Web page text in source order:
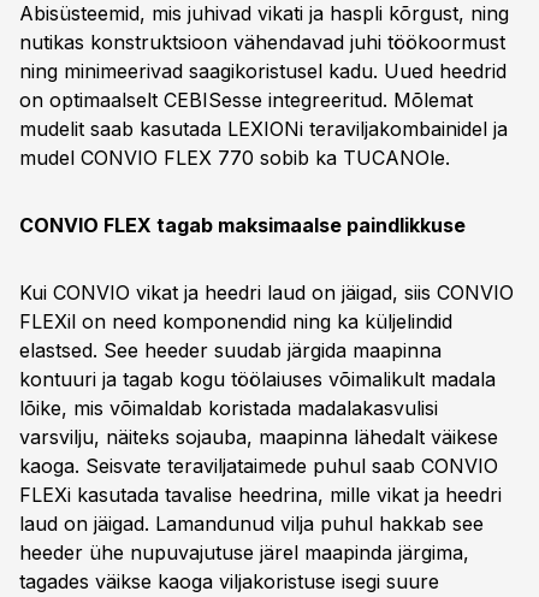
Abisüsteemid, mis juhivad vikati ja haspli kõrgust, ning
nutikas konstruktsioon vähendavad juhi töökoormust
ning minimeerivad saagikoristusel kadu. Uued heedrid
on optimaalselt CEBISesse integreeritud. Mõlemat
mudelit saab kasutada LEXIONi teraviljakombainidel ja
mudel CONVIO FLEX 770 sobib ka TUCANOle.
CONVIO FLEX tagab maksimaalse paindlikkuse
Kui CONVIO vikat ja heedri laud on jäigad, siis CONVIO
FLEXil on need komponendid ning ka küljelindid
elastsed. See heeder suudab järgida maapinna
kontuuri ja tagab kogu töölaiuses võimalikult madala
lõike, mis võimaldab koristada madalakasvulisi
varsvilju, näiteks sojauba, maapinna lähedalt väikese
kaoga. Seisvate teraviljataimede puhul saab CONVIO
FLEXi kasutada tavalise heedrina, mille vikat ja heedri
laud on jäigad. Lamandunud vilja puhul hakkab see
heeder ühe nupuvajutuse järel maapinda järgima,
tagades väikse kaoga viljakoristuse isegi suure